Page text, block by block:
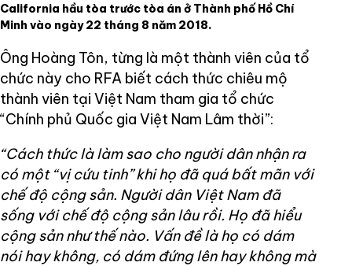
California hầu tòa trước tòa án ở Thành phố Hồ Chí
Minh vào ngày 22 tháng 8 năm 2018.
Ông Hoàng Tôn, từng là một thành viên của tổ
chức này cho RFA biết cách thức chiêu mộ
thành viên tại Việt Nam tham gia tổ chức
“Chính phủ Quốc gia Việt Nam Lâm thời”:
“Cách thức là làm sao cho người dân nhận ra
có một “vị cứu tinh” khi họ đã quá bất mãn với
chế độ cộng sản. Người dân Việt Nam đã
sống với chế độ cộng sản lâu rồi. Họ đã hiểu
cộng sản như thế nào. Vấn đề là họ có dám
nói hay không, có dám đứng lên hay không mà